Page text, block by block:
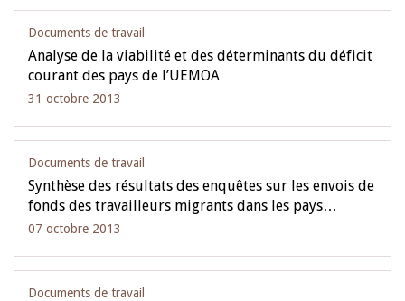
Documents de travail
Analyse de la viabilité et des déterminants du déficit
courant des pays de l’UEMOA
31 octobre 2013
Documents de travail
Synthèse des résultats des enquêtes sur les envois de
fonds des travailleurs migrants dans les pays…
07 octobre 2013
Documents de travail